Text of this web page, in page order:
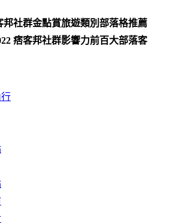
邦社群金點賞旅遊類別部落格推薦
痞客邦社群影響力前百大部落客